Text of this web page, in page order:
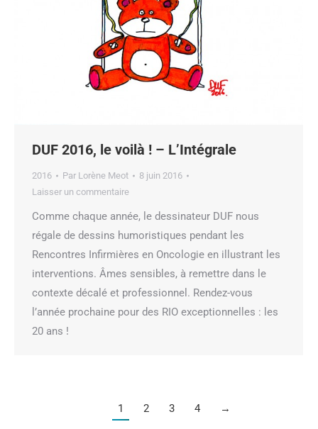
DUF 2016, le voilà ! – L’Intégrale
2016 Par Lorène Meot
8 juin 2016
Laisser un commentaire
Comme chaque année, le dessinateur DUF nous
régale de dessins humoristiques pendant les
Rencontres Infirmières en Oncologie en illustrant les
interventions. Âmes sensibles, à remettre dans le
contexte décalé et professionnel. Rendez-vous
l’année prochaine pour des RIO exceptionnelles : les
20 ans !
1 2 3 4 →